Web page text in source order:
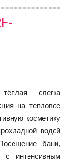
слегка
на тепловое
косметику
водой
бани,
с интенсивным